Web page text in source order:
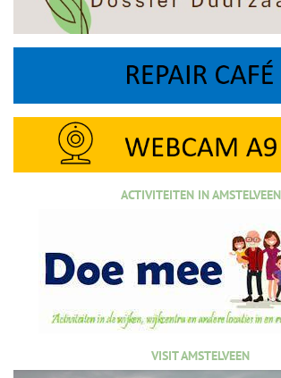
ACTIVITEITEN IN AMSTELVEEN
VISIT AMSTELVEEN